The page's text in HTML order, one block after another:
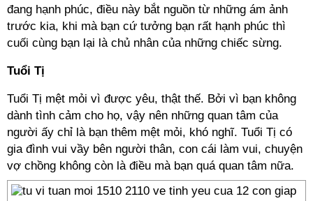
đang hạnh phúc, điều này bắt nguồn từ những ám ảnh
trước kia, khi mà bạn cứ tưởng bạn rất hạnh phúc thì
cuối cùng bạn lại là chủ nhân của những chiếc sừng.
Tuổi Tị
Tuổi Tị mệt mỏi vì được yêu, thật thế. Bởi vì bạn không
dành tình cảm cho họ, vậy nên những quan tâm của
người ấy chỉ là bạn thêm mệt mỏi, khó nghĩ. Tuổi Tị có
gia đình vui vầy bên người thân, con cái làm vui, chuyện
vợ chồng không còn là điều mà bạn quá quan tâm nữa.